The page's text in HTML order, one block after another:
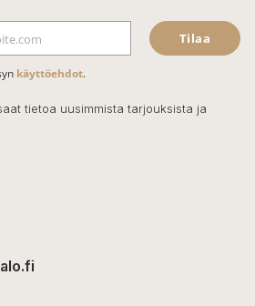
Tilaa
käyttöehdot.
tietoa uusimmista tarjouksista ja